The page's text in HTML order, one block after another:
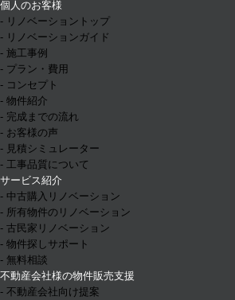
個人のお客様
- リノベーショントップ
- リノベーションガイド
- 施工事例
- プラン・費用
- コンセプト
- 物件紹介
- 完成までの流れ
- お客様の声
- 見積シミュレーター
- 工事品質について
サービス紹介
- 中古購入リノベーション
- 所有物件のリノベーション
- 古民家リノベーション
- 物件探しサポート
- 無料相談
不動産会社様の物件販売支援
- 不動産会社向け提案